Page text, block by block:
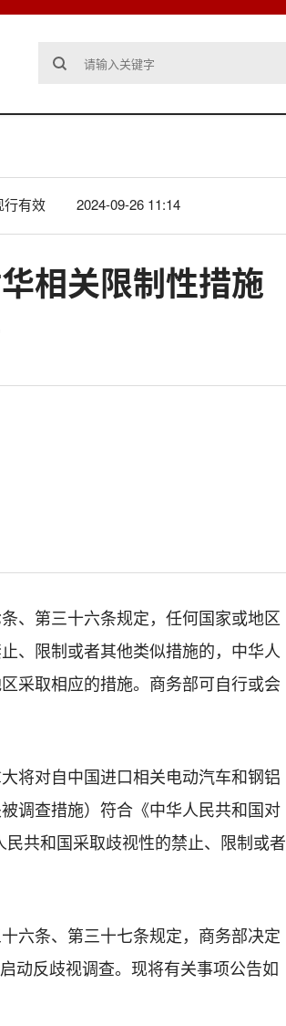
行有效 2024-09-26 11:14
相关限制性措施
、第三十六条规定，任何国家或地区
、限制或者其他类似措施的，中华人
采取相应的措施。商务部可自行或会
将对自中国进口相关电动汽车和钢铝
调查措施）符合《中华人民共和国对
共和国采取歧视性的禁止、限制或者
六条、第三十七条规定，商务部决定
动反歧视调查。现将有关事项公告如